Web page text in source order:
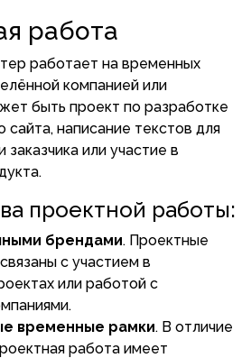
работа
работает на временных
компанией или
быть проект по разработке
сайта, написание текстов для
или участие в
проектной работы:
брендами. Проектные
с участием в
или работой с
временные рамки. В отличие
работа имеет